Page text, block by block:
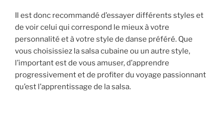
Il est donc recommandé d’essayer différents styles et
de voir celui qui correspond le mieux à votre
personnalité et à votre style de danse préféré. Que
vous choisissiez la salsa cubaine ou un autre style,
l’important est de vous amuser, d’apprendre
progressivement et de profiter du voyage passionnant
qu’est l’apprentissage de la salsa.